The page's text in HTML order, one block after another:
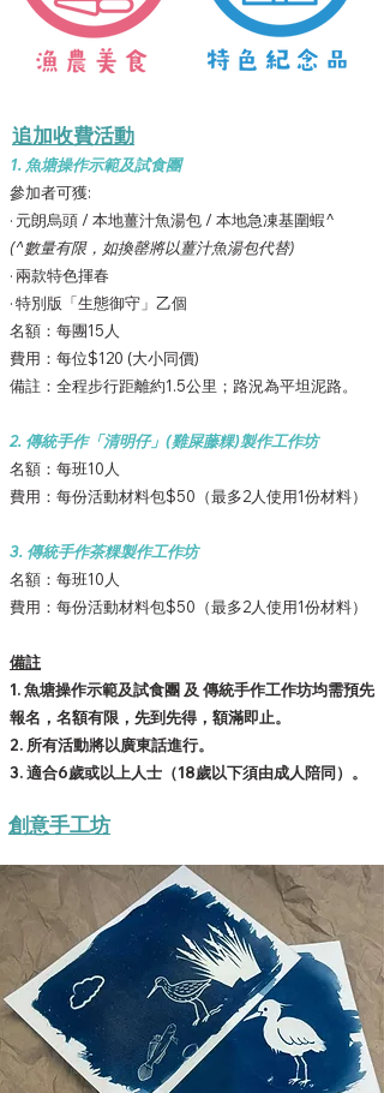
​追加收費活動
1. 魚塘操作示範及試食團
參加者可獲:
· 元朗烏頭 / 本地薑汁魚湯包 / 本地急凍基圍蝦^
(^數量有限，如換罄將以薑汁魚湯包代替)
· 兩款特色揮春
· 特別版「生態御守」乙個
名額：每團15人
費用：每位$120 (大小同價)
備註：全程步行距離約1.5公里；路況為平坦泥路。
2. 傳統手作「清明仔」(雞屎藤粿)製作工作坊
名額：每班10人
費用：每份活動材料包$50（最多2人使用1份材料）
3. 傳統手作茶粿製作工作坊
名額：每班10人
費用：每份活動材料包$50（最多2人使用1份材料）
備註
1. 魚塘操作示範及試食團 及 傳統手作工作坊均需預先
報名，名額有限，先到先得，額滿即止​​​。
2. 所有活動將以廣東話進行。
3. 適合6歲或以上人士（18歲以下須由成人陪同）。
創意手工坊